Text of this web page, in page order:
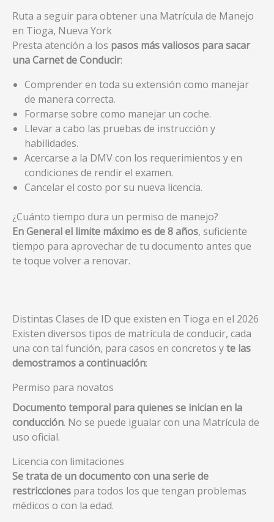
Ruta a seguir para obtener una Matrícula de Manejo
en Tioga, Nueva York
Presta atención a los pasos más valiosos para sacar
una Carnet de Conducir:
Comprender en toda su extensión como manejar
de manera correcta.
Formarse sobre como manejar un coche.
Llevar a cabo las pruebas de instrucción y
habilidades.
Acercarse a la DMV con los requerimientos y en
condiciones de rendir el examen.
Cancelar el costo por su nueva licencia.
¿Cuánto tiempo dura un permiso de manejo?
En General el limite máximo es de 8 años, suficiente
tiempo para aprovechar de tu documento antes que
te toque volver a renovar.
Distintas Clases de ID que existen en Tioga en el 2026
Existen diversos tipos de matrícula de conducir, cada
una con tal función, para casos en concretos yte las
demostramos a continuación:
Permiso para novatos
Documento temporal para quienes se inician en la
conducción. No se puede igualar con una Matrícula de
uso oficial.
Licencia con limitaciones
Se trata de un documento con una serie de
restricciones para todos los que tengan problemas
médicos o con la edad.